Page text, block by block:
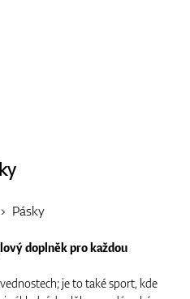
BagyPásky
doplněk pro každou
je to také sport, kde